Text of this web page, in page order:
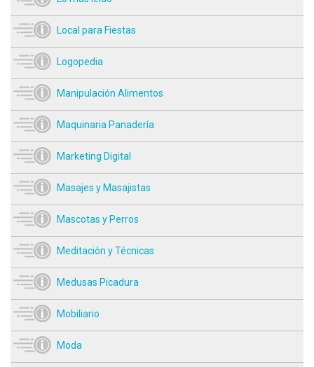
Local para Fiestas
Logopedia
Manipulación Alimentos
Maquinaria Panadería
Marketing Digital
Masajes y Masajistas
Mascotas y Perros
Meditación y Técnicas
Medusas Picadura
Mobiliario
Moda